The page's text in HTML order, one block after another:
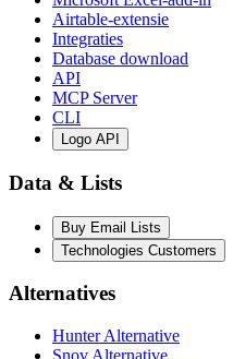
Airtable-extensie
Integraties
Database download
API
MCP Server
CLI
Logo API
Data & Lists
Buy Email Lists
Technologies Customers
Alternatives
Hunter Alternative